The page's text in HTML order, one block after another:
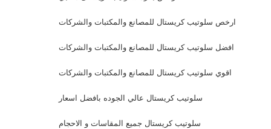
ارخص سلوتيب كريستال للمصانع والمكتبات والشركات
افضل سلوتيب كريستال للمصانع والمكتبات والشركات
اقوي سلوتيب كريستال للمصانع والمكتبات والشركات
سلوتيب كريستال عالي الجوده بافضل اسعار
سلوتيب كريستال جميع المقاسات و الاحجام